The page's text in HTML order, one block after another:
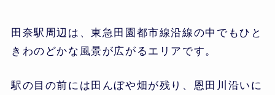
田奈駅周辺は、東急田園都市線沿線の中でもひと
きわのどかな風景が広がるエリアです。
駅の目の前には田んぼや畑が残り、恩田川沿いに